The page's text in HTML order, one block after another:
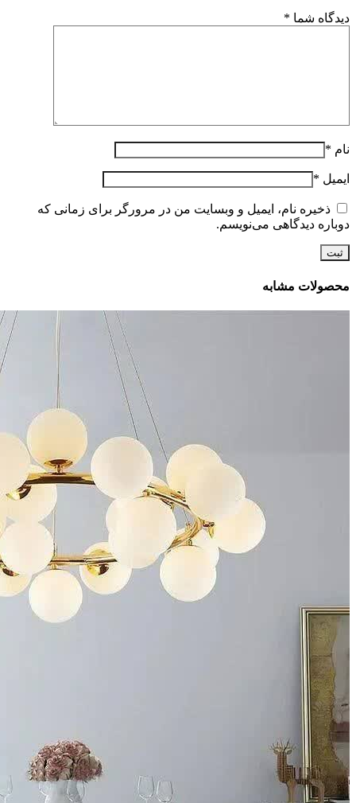
دیدگاه شما *
نام *
ایمیل *
ذخیره نام، ایمیل و وبسایت من در مرورگر برای زمانی که
دوباره دیدگاهی می‌نویسم.
محصولات مشابه